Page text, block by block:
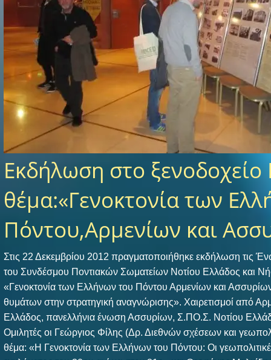
Εκδήλωση στο
θέμα:«Γενοκτονία των
Πόντου,Αρμενίων και
Στις 22 Δεκεμβρίου 2012 πραγματοποιήθηκε εκδήλωση τις
του Συνδέσμου Ποντιακών Σωματείων Νοτίου Ελλάδος και
«Γενοκτονία των Ελλήνων του Πόντου Αρμενίων και
θυμάτων στην στρατηγική αναγνώρισης». Χαιρετισμοί από
Ελλάδος, πανελλήνια ένωση Ασσυρίων, Σ.ΠΟ.Σ. Νοτίου
Ομιλητές οι Γεώργιος Φίλης (Δρ. Διεθνών σχέσεων και
θέμα: «Η Γενοκτονία των Ελλήνων του Πόντου: Οι